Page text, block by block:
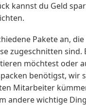
kannst du Geld
Pakete an,
zugeschnitten sind.
möchtest oder
benötigst, wir
Mitarbeiter
andere wichtige